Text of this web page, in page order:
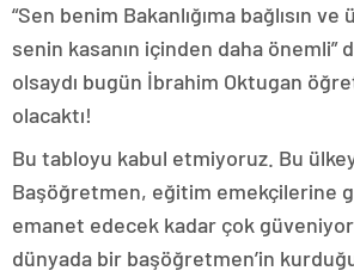
“Sen benim Bakanlığıma bağlısın
senin kasanın içinden daha önemli”
olsaydı bugün İbrahim Oktugan
olacaktı!
Bu tabloyu kabul etmiyoruz. Bu
Başöğretmen, eğitim emekçilerine
emanet edecek kadar çok
dünyada bir başöğretmen’in